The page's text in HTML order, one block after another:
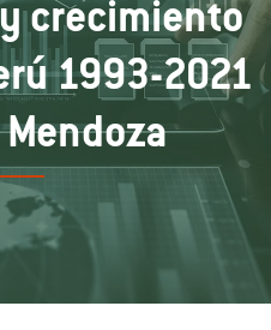
crecimiento
1993-2021